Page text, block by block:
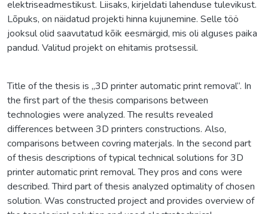
elektriseadmestikust. Liisaks, kirjeldati lahenduse tulevikust.
Lõpuks, on näidatud projekti hinna kujunemine. Selle töö
jooksul olid saavutatud kõik eesmärgid, mis oli alguses paika
pandud. Valitud projekt on ehitamis protsessil.
Title of the thesis is „3D printer automatic print removal“. In
the first part of the thesis comparisons between
technologies were analyzed. The results revealed
differences between 3D printers constructions. Also,
comparisons between covring materjals. In the second part
of thesis descriptions of typical technical solutions for 3D
printer automatic print removal. They pros and cons were
described. Third part of thesis analyzed optimality of chosen
solution. Was constructed project and provides overview of